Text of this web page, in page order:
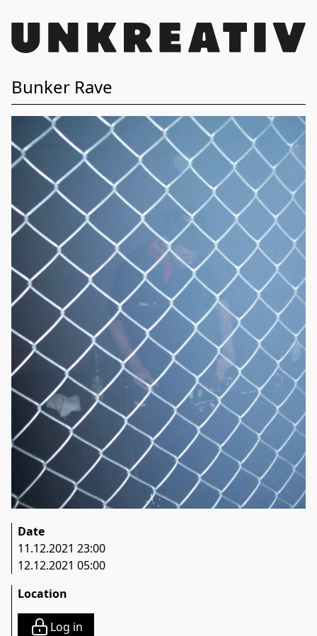
Bunker Rave
Date
11.12.2021 23:00
12.12.2021 05:00
Location
Log in